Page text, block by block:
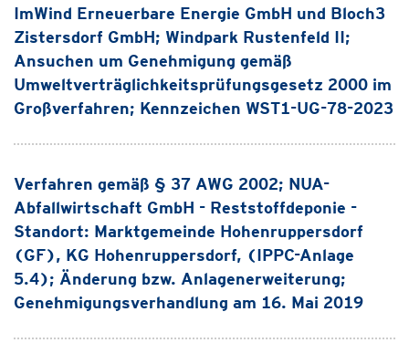
ImWind Erneuerbare Energie GmbH und Bloch3
Zistersdorf GmbH; Windpark Rustenfeld II;
Ansuchen um Genehmigung gemäß
Umweltverträglichkeitsprüfungsgesetz 2000 im
Großverfahren; Kennzeichen WST1-UG-78-2023
Verfahren gemäß § 37 AWG 2002; NUA-
Abfallwirtschaft GmbH - Reststoffdeponie -
Standort: Marktgemeinde Hohenruppersdorf
(GF), KG Hohenruppersdorf, (IPPC-Anlage
5.4); Änderung bzw. Anlagenerweiterung;
Genehmigungsverhandlung am 16. Mai 2019